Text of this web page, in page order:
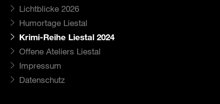
Lichtblicke 2026
Humortage Liestal
Krimi-Reihe Liestal 2024
Offene Ateliers Liestal
Impressum
Datenschutz